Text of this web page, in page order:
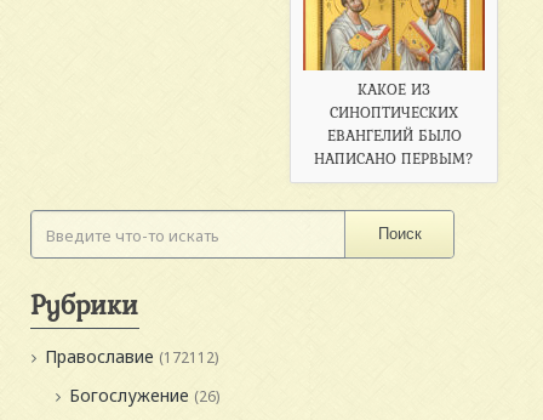
КАКОЕ ИЗ
СИНОПТИЧЕСКИХ
ЕВАНГЕЛИЙ БЫЛО
НАПИСАНО ПЕРВЫМ?
Поиск
Рубрики
Православие (172112)
Богослужение (26)